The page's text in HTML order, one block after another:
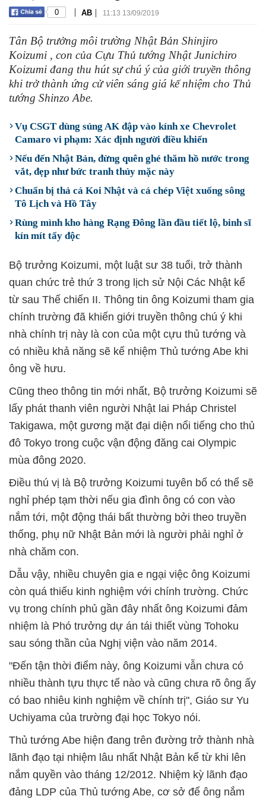
0 | AB | 11:13 13/09/2019
Tân Bộ trưởng môi trường Nhật Bản Shinjiro
Koizumi , con của Cựu Thủ tướng Nhật Junichiro
Koizumi đang thu hút sự chú ý của giới truyền thông
khi trở thành ứng cử viên sáng giá kế nhiệm cho Thủ
tướng Shinzo Abe.
Vụ CSGT dùng súng AK đập vào kính xe Chevrolet
Camaro vi phạm: Xác định người điều khiển
Nếu đến Nhật Bản, đừng quên ghé thăm hồ nước trong
vắt, đẹp như bức tranh thủy mặc này
Chuẩn bị thả cá Koi Nhật và cá chép Việt xuống sông
Tô Lịch và Hồ Tây
Rùng mình kho hàng Rạng Đông lần đầu tiết lộ, binh sĩ
kín mít tẩy độc
Bộ trưởng Koizumi, một luật sư 38 tuổi, trở thành
quan chức trẻ thứ 3 trong lịch sử Nội Các Nhật kể
từ sau Thế chiến II. Thông tin ông Koizumi tham gia
chính trường đã khiến giới truyền thông chú ý khi
nhà chính trị này là con của một cựu thủ tướng và
có nhiều khả năng sẽ kế nhiệm Thủ tướng Abe khi
ông về hưu.
Cũng theo thông tin mới nhất, Bộ trưởng Koizumi sẽ
lấy phát thanh viên người Nhật lai Pháp Christel
Takigawa, một gương mặt đại diện nổi tiếng cho thủ
đô Tokyo trong cuộc vận động đăng cai Olympic
mùa đông 2020.
Điều thú vị là Bộ trưởng Koizumi tuyên bố có thể sẽ
nghỉ phép tạm thời nếu gia đình ông có con vào
nắm tới, một động thái bất thường bởi theo truyền
thống, phụ nữ Nhật Bản mới là người phải nghỉ ở
nhà chăm con.
Dẫu vậy, nhiều chuyên gia e ngại việc ông Koizumi
còn quá thiếu kinh nghiệm với chính trường. Chức
vụ trong chính phủ gần đây nhất ông Koizumi đảm
nhiệm là Phó trưởng dự án tái thiết vùng Tohoku
sau sóng thần của Nghị viện vào năm 2014.
"Đến tận thời điểm này, ông Koizumi vẫn chưa có
nhiều thành tựu thực tế nào và cũng chưa rõ ông ấy
có bao nhiêu kinh nghiệm về chính trị", Giáo sư Yu
Uchiyama của trường đại học Tokyo nói.
Thủ tướng Abe hiện đang trên đường trở thành nhà
lãnh đạo tại nhiệm lâu nhất Nhật Bản kể từ khi lên
nắm quyền vào tháng 12/2012. Nhiệm kỳ lãnh đạo
đảng LDP của Thủ tướng Abe, cơ sở để ông nắm